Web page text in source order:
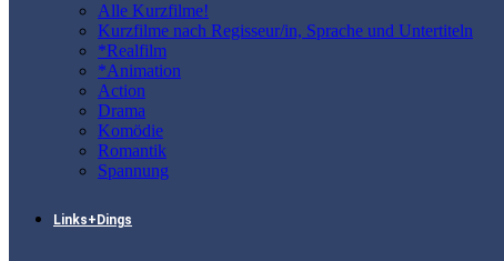
Alle Kurzfilme!
Kurzfilme nach Regisseur/in, Sprache und Untertiteln
*Realfilm
*Animation
Action
Drama
Komödie
Romantik
Spannung
Links+Dings